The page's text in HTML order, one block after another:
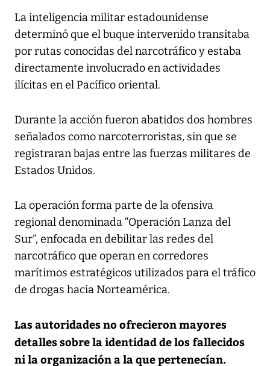
La inteligencia militar estadounidense
determinó que el buque intervenido transitaba
por rutas conocidas del narcotráfico y estaba
directamente involucrado en actividades
ilícitas en el Pacífico oriental.
Durante la acción fueron abatidos dos hombres
señalados como narcoterroristas, sin que se
registraran bajas entre las fuerzas militares de
Estados Unidos.
La operación forma parte de la ofensiva
regional denominada “Operación Lanza del
Sur”, enfocada en debilitar las redes del
narcotráfico que operan en corredores
marítimos estratégicos utilizados para el tráfico
de drogas hacia Norteamérica.
Las autoridades no ofrecieron mayores
detalles sobre la identidad de los fallecidos
ni la organización a la que pertenecían.